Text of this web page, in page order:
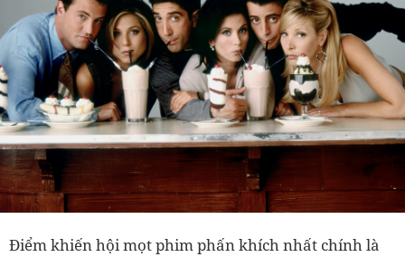
Điểm khiến hội mọt phim phấn khích nhất chính là